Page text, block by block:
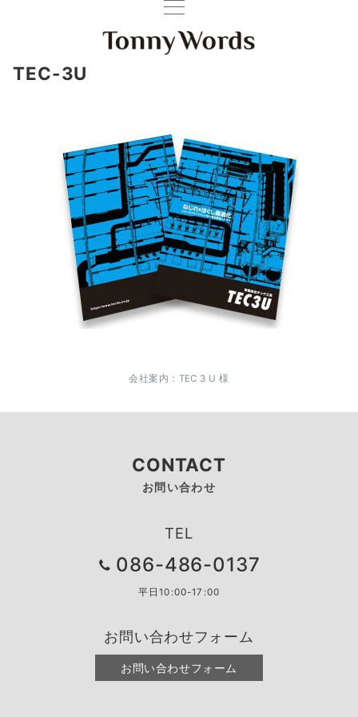
TEC-3U
会社案内：TEC 3 U 様
CONTACT
お問い合わせ
TEL
086-486-0137
平日10:00-17:00
お問い合わせフォーム
お問い合わせフォーム